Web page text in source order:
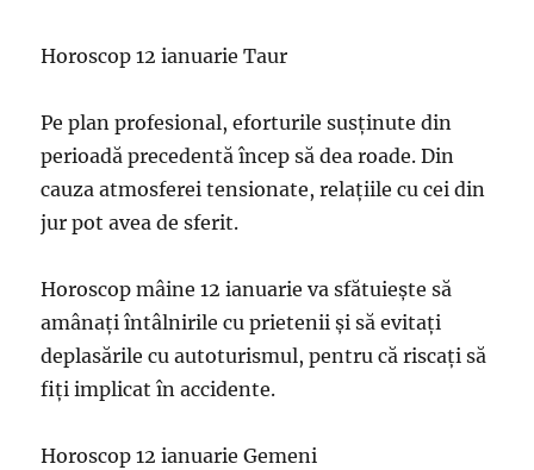
Horoscop 12 ianuarie Taur
Pe plan profesional, eforturile susținute din
perioadă precedentă încep să dea roade. Din
cauza atmosferei tensionate, relațiile cu cei din
jur pot avea de sferit.
Horoscop mâine 12 ianuarie va sfătuiește să
amânați întâlnirile cu prietenii și să evitați
deplasările cu autoturismul, pentru că riscați să
fiți implicat în accidente.
Horoscop 12 ianuarie Gemeni